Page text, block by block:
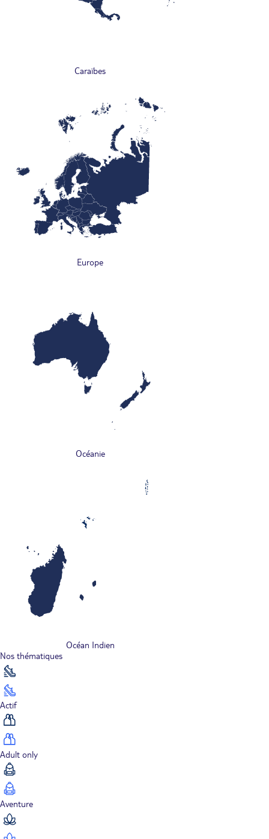
Caraïbes
Europe
Océanie
Océan Indien
Nos thématiques
Actif
Adult only
Aventure